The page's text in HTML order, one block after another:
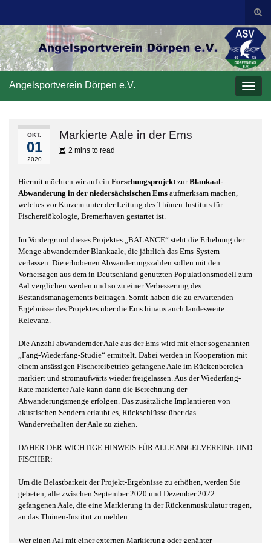
Search for:
Angelsportverein Dörpen e.V.
OKT.
01
2020
Markierte Aale in der Ems
2 mins to read
Hiermit möchten wir auf ein ForschungsprojektzurBlankaal-
Abwanderung in der niedersächsischen Ems aufmerksam machen,
welches vor Kurzem unter der Leitung des Thünen-Instituts für
Fischereiökologie, Bremerhaven gestartet ist.
Im Vordergrund dieses Projektes „BALANCE“ steht die Erhebung der
Menge abwandernder Blankaale, die jährlich das Ems-System
verlassen. Die erhobenen Abwanderungszahlen sollen mit den
Vorhersagen aus dem in Deutschland genutzten Populationsmodell zum
Aal verglichen werden und so zu einer Verbesserung des
Bestandsmanagements beitragen. Somit haben die zu erwartenden
Ergebnisse des Projektes über die Ems hinaus auch landesweite
Relevanz.
Die Anzahl abwandernder Aale aus der Ems wird mit einer sogenannten
„Fang-Wiederfang-Studie“ ermittelt. Dabei werden in Kooperation mit
einem ansässigen Fischereibetrieb gefangene Aale im Rückenbereich
markiert und stromaufwärts wieder freigelassen. Aus der Wiederfang-
Rate markierter Aale kann dann die Berechnung der
Abwanderungsmenge erfolgen. Das zusätzliche Implantieren von
akustischen Sendern erlaubt es, Rückschlüsse über das
Wanderverhalten der Aale zu ziehen.
DAHER DER WICHTIGE HINWEIS FÜR ALLE ANGELVEREINE UND
FISCHER:
Um die Belastbarkeit der Projekt-Ergebnisse zu erhöhen, werden Sie
gebeten, alle zwischen September 2020 und Dezember 2022
gefangenen Aale, die eine Markierung in der Rückenmuskulatur tragen,
an das Thünen-Institut zu melden.
Wer einen Aal mit einer externen Markierung oder genähter